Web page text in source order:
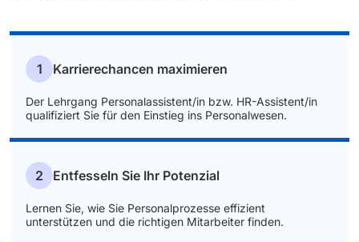
1 Karrierechancen maximieren
Der Lehrgang Personalassistent/in bzw. HR-Assistent/in
qualifiziert Sie für den Einstieg ins Personalwesen.
2 Entfesseln Sie Ihr Potenzial
Lernen Sie, wie Sie Personalprozesse effizient
unterstützen und die richtigen Mitarbeiter finden.